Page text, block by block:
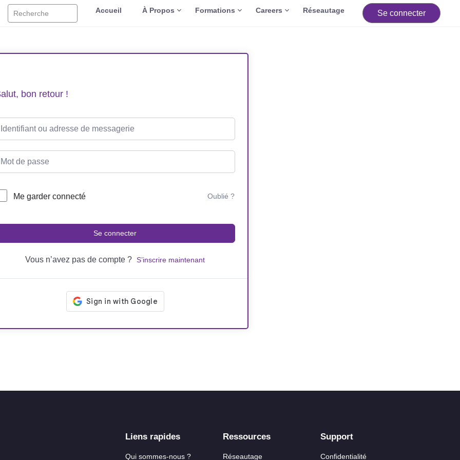
Recherche Accueil À Propos Formations Careers Réseautage Se connecter
bon retour !
Me garder connecté Oublié ?
Se connecter
Vous n’avez pas de compte ? S’inscrire maintenant
Liens rapides
Qui sommes-nous ?
Ressources
Réseautage
Support
Confidentialité